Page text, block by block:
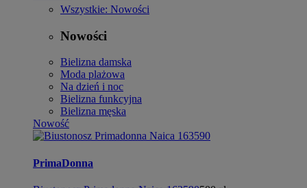
Wszystkie: Nowości
Nowości
Bielizna damska
Moda plażowa
Na dzień i noc
Bielizna funkcyjna
Bielizna męska
Nowość
PrimaDonna